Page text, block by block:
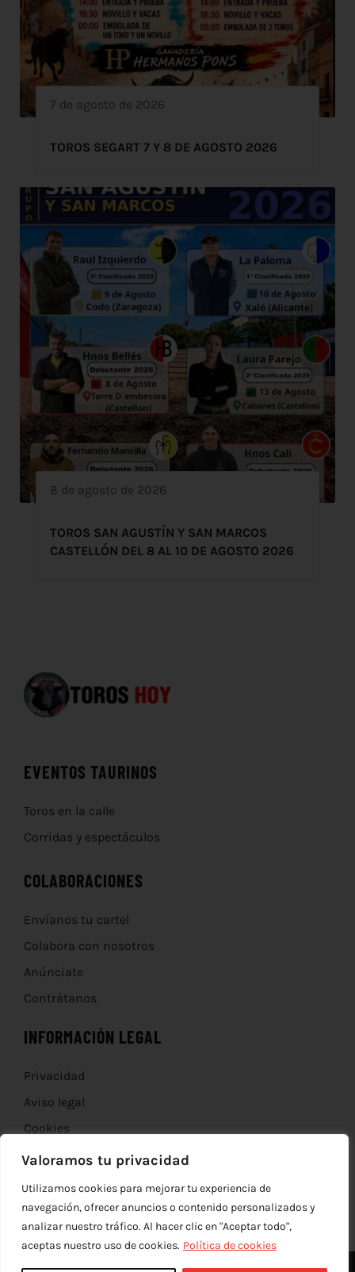
Valoramos tu privacidad
Utilizamos cookies para mejorar tu experiencia de
navegación, ofrecer anuncios o contenido personalizados y
analizar nuestro tráfico. Al hacer clic en "Aceptar todo",
aceptas nuestro uso de cookies. Política de cookies
7 de agosto de 2026
TOROS SEGART 7 Y 8 DE AGOSTO 2026
8 de agosto de 2026
TOROS SAN AGUSTÍN Y SAN MARCOS
CASTELLÓN DEL 8 AL 10 DE AGOSTO 2026
EVENTOS TAURINOS
Toros en la calle
Corridas y espectáculos
COLABORACIONES
Envíanos tu cartel
Colabora con nosotros
Anúnciate
Contrátanos
INFORMACIÓN LEGAL
Privacidad
Aviso legal
Cookies
Devoluciones